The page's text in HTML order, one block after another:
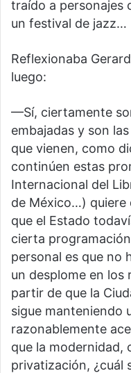
traído a personajes
un festival de jazz…
Reflexionaba
luego:
—Sí, ciertamente
embajadas y son
que vienen, como
continúen estas
Internacional del
de México…) quiere
que el Estado
cierta
personal es que no
un desplome en los
partir de que la
sigue manteniendo
razonablemente
que la modernidad,
privatización, ¿cuál